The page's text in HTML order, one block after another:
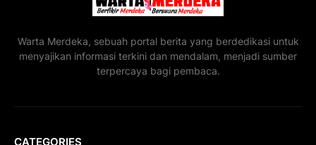
Warta Merdeka, sebuah portal berita yang berdedikasi untuk
menyajikan informasi terkini dan mendalam, menjadi sumber
terpercaya bagi pembaca.
CATEGORIES